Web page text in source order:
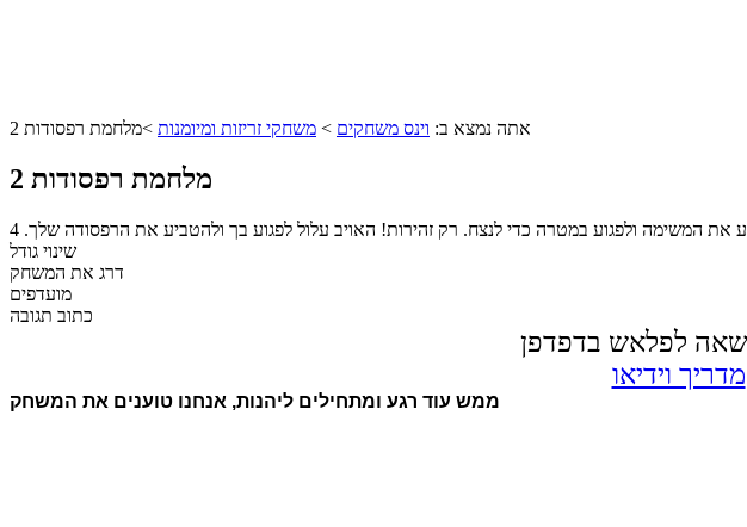
אתה נמצא ב: וינס משחקים > משחקי זריזות ומיומנות >מלחמת רפסודות 2
מלחמת רפסודות 2
המשימה ולפגוע במטרה כדי לנצח. רק זהירות! האויב עלול לפגוע בך ולהטביע את הרפסודה שלך. 4
שינוי גודל
דרג את המשחק
מועדפים
כתוב תגובה
לפלאש בדפדפן
מדריך וידיאו
ממש עוד רגע ומתחילים ליהנות, אנחנו טוענים את המשחק